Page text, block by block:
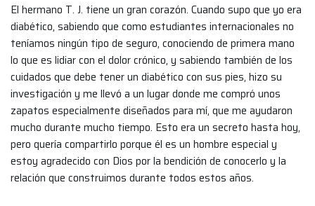
El hermano T. J. tiene un gran corazón. Cuando supo que yo era
diabético, sabiendo que como estudiantes internacionales no
teníamos ningún tipo de seguro, conociendo de primera mano
lo que es lidiar con el dolor crónico, y sabiendo también de los
cuidados que debe tener un diabético con sus pies, hizo su
investigación y me llevó a un lugar donde me compró unos
zapatos especialmente diseñados para mí, que me ayudaron
mucho durante mucho tiempo. Esto era un secreto hasta hoy,
pero quería compartirlo porque él es un hombre especial y
estoy agradecido con Dios por la bendición de conocerlo y la
relación que construimos durante todos estos años.